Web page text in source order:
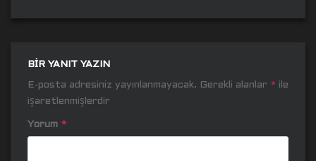
BIR YANIT YAZIN
E-posta adresiniz yayınlanmayacak. Gerekli alanlar * ile
işaretlenmişlerdir
Yorum *